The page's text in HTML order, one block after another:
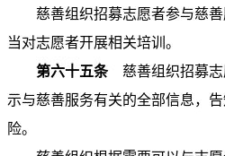
慈善组织招募志愿者参与慈
当对志愿者开展相关培训。
第六十五条慈善组织招募志
示与慈善服务有关的全部信息，
险。